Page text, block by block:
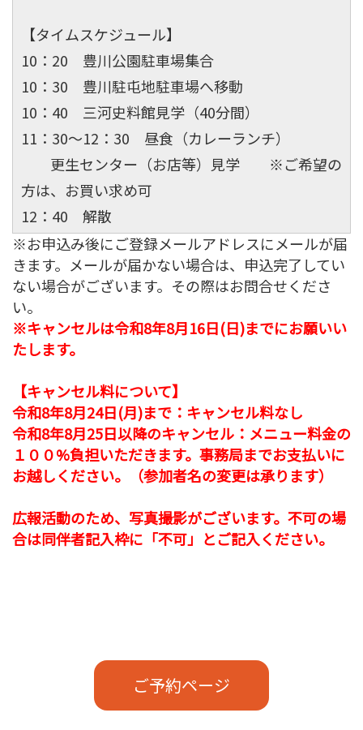
【タイムスケジュール】
10：20 豊川公園駐車場集合
10：30 豊川駐屯地駐車場へ移動
10：40 三河史料館見学（40分間）
11：30～12：30 昼食（カレーランチ）
更生センター（お店等）見学 ※ご希望の
方は、お買い求め可
12：40 解散
※お申込み後にご登録メールアドレスにメールが届
きます。メールが届かない場合は、申込完了してい
ない場合がございます。その際はお問合せくださ
い。
※キャンセルは令和8年8月16日(日)までにお願いい
たします。
【キャンセル料について】
令和8年8月24日(月)まで ：キャンセル料なし
令和8年8月25日以降のキャンセル：メニュー料金の
１００%負担いただきます。事務局までお支払いに
お越しください。（参加者名の変更は承ります）
広報活動のため、写真撮影がございます。不可の場
合は同伴者記入枠に「不可」とご記入ください。
ご予約ページ